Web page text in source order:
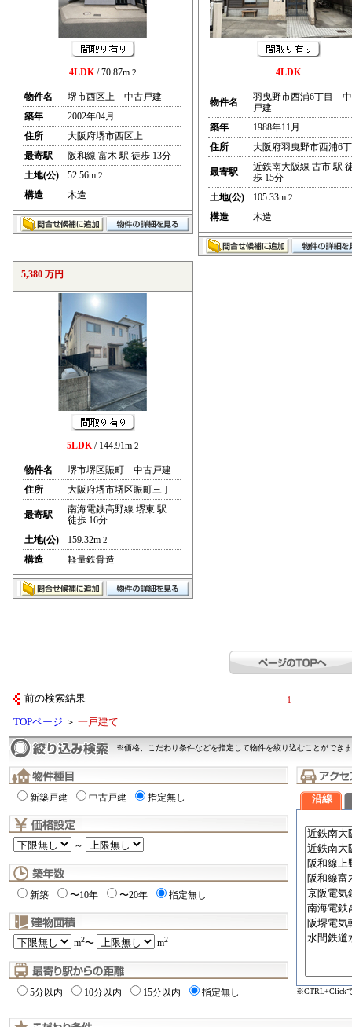
4LDK/ 70.87m 2
物件名
堺市西区上 中古戸建
築年
2002年04月
住所
大阪府堺市西区上
最寄駅
阪和線 富木 駅 徒歩 13分
土地(公)
52.56m 2
構造 木造
4LDK
物件名
羽曳野市西浦6丁目
戸建
築年
1988年11月
住所
大阪府羽曳野市西浦6
最寄駅
近鉄南大阪線 古市 駅
歩 15分
土地(公)
105.33m 2
構造 木造
5,380 万円
5LDK/ 144.91m 2
物件名
堺市堺区賑町 中古戸建
住所
大阪府堺市堺区賑町三丁
最寄駅
南海電鉄高野線 堺東 駅
徒歩 16分
土地(公)
159.32m 2
構造 軽量鉄骨造
前の検索結果 1
TOPページ ＞ 一戸建て
※価格、こだわり条件などを指定して物件を絞り込むことができ
新築戸建 中古戸建 指定無し
～
新築 〜10年 〜20年 指定無し
m2〜 m2
5分以内 10分以内 15分以内 指定無し
沿線
※CTRL+Click